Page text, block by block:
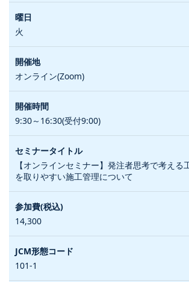
火
オンライン(Zoom)
9:30～16:30(受付9:00)
【オンラインセミナー】発注者思考で考える
を取りやすい施工管理について
14,300
101-1